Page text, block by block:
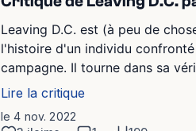
Leaving D.C. est (à peu de
l'histoire d'un individu
campagne. Il tourne dans sa
Lire la critique
le 4 nov. 2022